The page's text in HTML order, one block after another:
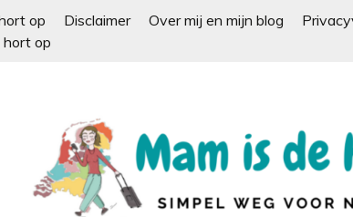
op Disclaimer Over mij en mijn blog
hort op